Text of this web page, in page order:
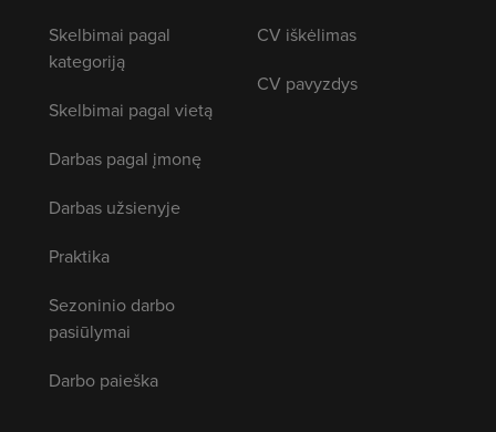
Skelbimai pagal
kategoriją
Skelbimai pagal vietą
Darbas pagal įmonę
Darbas užsienyje
Praktika
Sezoninio darbo
pasiūlymai
Darbo paieška
CV iškėlimas
CV pavyzdys